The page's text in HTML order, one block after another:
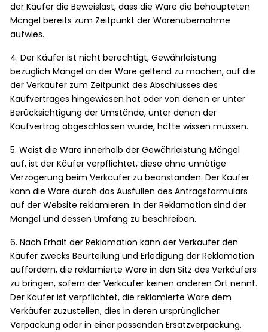
der Käufer die Beweislast, dass die Ware die behaupteten
Mängel bereits zum Zeitpunkt der Warenübernahme
aufwies.
4. Der Käufer ist nicht berechtigt, Gewährleistung
bezüglich Mängel an der Ware geltend zu machen, auf die
der Verkäufer zum Zeitpunkt des Abschlusses des
Kaufvertrages hingewiesen hat oder von denen er unter
Berücksichtigung der Umstände, unter denen der
Kaufvertrag abgeschlossen wurde, hätte wissen müssen.
5. Weist die Ware innerhalb der Gewährleistung Mängel
auf, ist der Käufer verpflichtet, diese ohne unnötige
Verzögerung beim Verkäufer zu beanstanden. Der Käufer
kann die Ware durch das Ausfüllen des Antragsformulars
auf der Website reklamieren. In der Reklamation sind der
Mangel und dessen Umfang zu beschreiben.
6. Nach Erhalt der Reklamation kann der Verkäufer den
Käufer zwecks Beurteilung und Erledigung der Reklamation
auffordern, die reklamierte Ware in den Sitz des Verkäufers
zu bringen, sofern der Verkäufer keinen anderen Ort nennt.
Der Käufer ist verpflichtet, die reklamierte Ware dem
Verkäufer zuzustellen, dies in deren ursprünglicher
Verpackung oder in einer passenden Ersatzverpackung,